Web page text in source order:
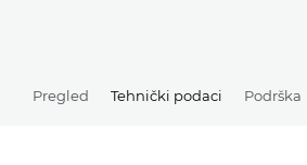
Pregled Tehnički podaci Podrška